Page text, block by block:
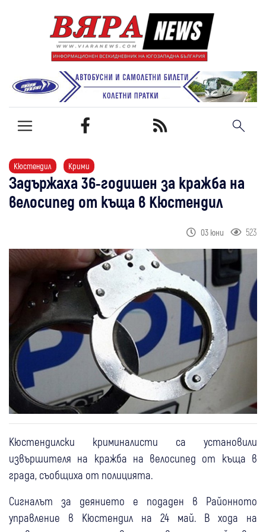
Кюстендил Крими
Задържаха 36-годишен за кражба на
велосипед от къща в Кюстендил
03 юни 523
Кюстендилски криминалисти са установили
извършителя на кражба на велосипед от къща в
града, съобщиха от полицията.
Сигналът за деянието е подаден в Районното
управление в Кюстендил на 24 май. В хода на